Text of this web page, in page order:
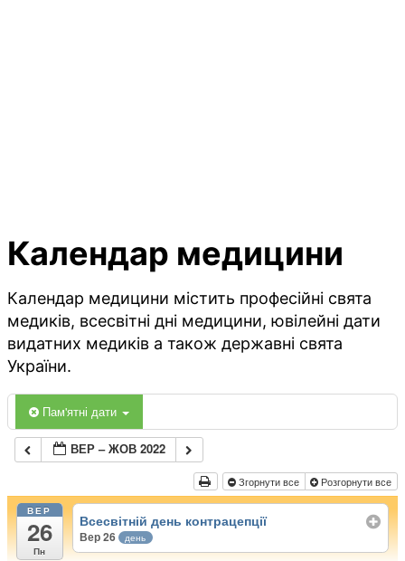
Календар медицини
Календар медицини містить професійні свята
медиків, всесвітні дні медицини, ювілейні дати
видатних медиків а також державні свята
України.
Пам'ятні дати
ВЕР – ЖОВ 2022
Згорнути все Розгорнути все
ВЕР
26
Пн
Всесвітній день контрацепції
Вер 26 день